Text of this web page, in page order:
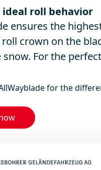
roll behavior
ensures the
crown on the
For the
for the